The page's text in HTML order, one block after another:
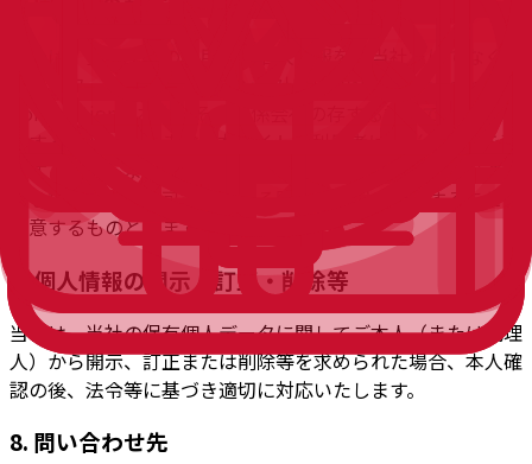
当社は、当サイトの利用者の個人情報を、当社だけでなく米
理することがあります。本サイトの利用者は、当サイトを利
用することにより、この限度で、日本と異なるデータ保護規
則を規程している可能性がある国外へ情報を転送することに
同意するものとします。
7. 個人情報の開示・訂正・削除等
当社は、当社の保有個人データに関してご本人（または代理
人）から開示、訂正または削除等を求められた場合、本人確
認の後、法令等に基づき適切に対応いたします。
8. 問い合わせ先